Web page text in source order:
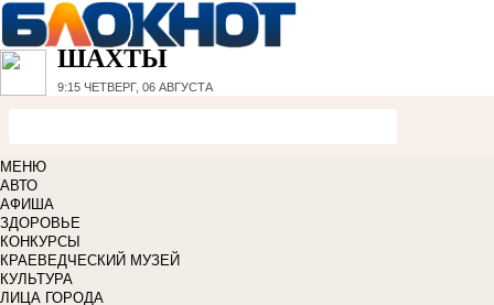
ШАХТЫ
9:15 ЧЕТВЕРГ, 06 АВГУСТА
МЕНЮ
АВТО
АФИША
ЗДОРОВЬЕ
КОНКУРСЫ
КРАЕВЕДЧЕСКИЙ МУЗЕЙ
КУЛЬТУРА
ЛИЦА ГОРОДА